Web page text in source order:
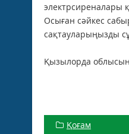
электрсиреналары
Осыған сәйкес
сақтауларыңызды
Қызылорда
Қоғам